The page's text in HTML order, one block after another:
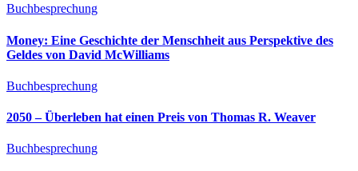
Buchbesprechung
Money: Eine Geschichte der Menschheit aus Perspektive des
Geldes von David McWilliams
Buchbesprechung
2050 – Überleben hat einen Preis von Thomas R. Weaver
Buchbesprechung